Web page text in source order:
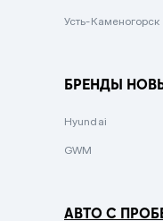
Зеленый
Усть-Каменогорск
БРЕНДЫ
Hyundai
GWM
АВТО С